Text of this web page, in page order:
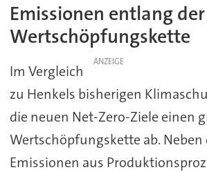
Emissionen entlang der
Wertschöpfungskette
ANZEIGE
Im Vergleich
zu Henkels bisherigen
die neuen Net-Zero-Ziele einen
Wertschöpfungskette ab. Neben
Emissionen aus